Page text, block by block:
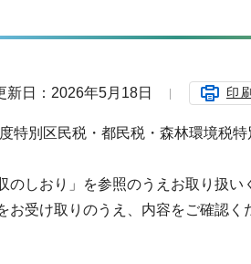
新日：2026年5月18日 印
特別区民税・都民税・森林環境税
しおり」を参照のうえお取り扱い
お受け取りのうえ、内容をご確認